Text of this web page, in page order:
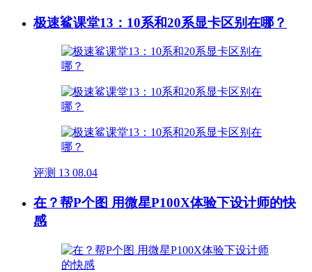
极速鲨课堂13：10系和20系显卡区别在哪？
评测 13 08.04
在？帮P个图 用微星P100X体验下设计师的快
感